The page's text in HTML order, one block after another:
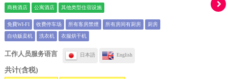
商務酒店 公寓酒店 其他类型住宿设施
免費WI-FI 收费停车场 所有客房禁煙 所有房间有厨房 厨房
自动贩卖机 洗衣机 衣服烘干机
工作人员服务语言 日本語 English
共计(含税)